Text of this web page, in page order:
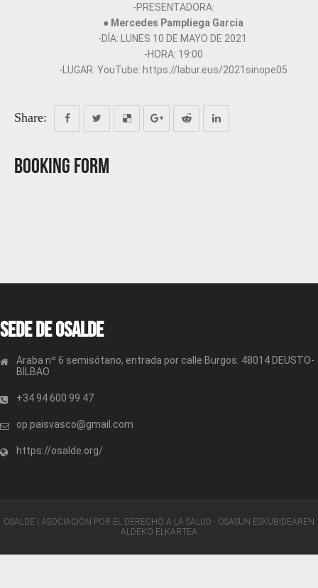
-PRESENTADORA:
● Mercedes Pampliega García
-DÍA: LUNES 10 DE MAYO DE 2021.
-HORA: 19:00
-LUGAR: YouTube: https://labur.eus/2021sinope05
Share:
Booking Form
Sede de OSALDE
Araba nº 6 semisótano, entrada por calle Burgos. 48014 DEUSTO-
BILBAO
+34 94 600 99 47
op.paisvasco@gmail.com
https://osalde.org/
OSALDE | ASOCIACIÓN POR EL DERECHO A LA SALUD · OSASUN ESKUBIDEAREN
ALDEKO ELKARTEA